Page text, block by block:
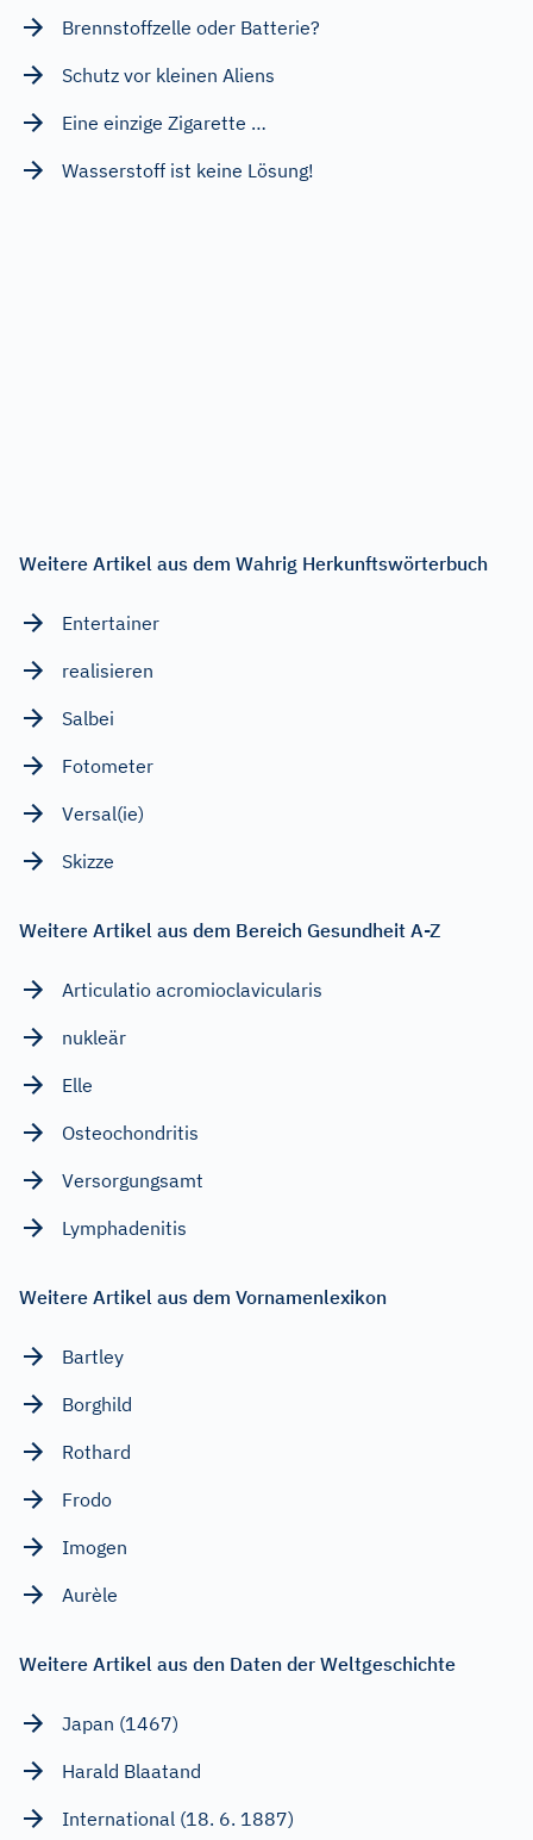
Brennstoffzelle oder Batterie?
Schutz vor kleinen Aliens
Eine einzige Zigarette …
Wasserstoff ist keine Lösung!
Weitere Artikel aus dem Wahrig Herkunftswörterbuch
Entertainer
realisieren
Salbei
Fotometer
Versal(ie)
Skizze
Weitere Artikel aus dem Bereich Gesundheit A-Z
Articulatio acromioclavicularis
nukleär
Elle
Osteochondritis
Versorgungsamt
Lymphadenitis
Weitere Artikel aus dem Vornamenlexikon
Bartley
Borghild
Rothard
Frodo
Imogen
Aurèle
Weitere Artikel aus den Daten der Weltgeschichte
Japan (1467)
Harald Blaatand
International (18. 6. 1887)